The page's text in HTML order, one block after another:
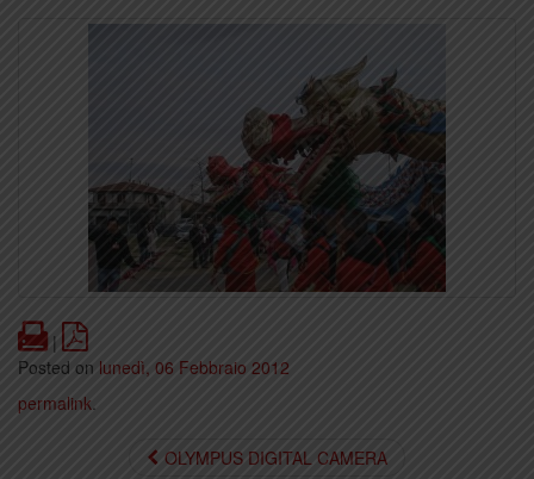
Print
|
Posted on lunedì, 06 Febbraio 2012
permalink.
OLYMPUS DIGITAL CAMERA